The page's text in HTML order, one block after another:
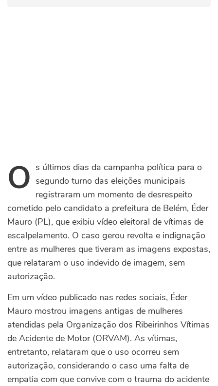
O s últimos dias da campanha política para o
segundo turno das eleições municipais
registraram um momento de desrespeito
cometido pelo candidato a prefeitura de Belém, Éder
Mauro (PL), que exibiu vídeo eleitoral de vítimas de
escalpelamento. O caso gerou revolta e indignação
entre as mulheres que tiveram as imagens expostas,
que relataram o uso indevido de imagem, sem
autorização.
Em um vídeo publicado nas redes sociais, Éder
Mauro mostrou imagens antigas de mulheres
atendidas pela Organização dos Ribeirinhos Vítimas
de Acidente de Motor (ORVAM). As vítimas,
entretanto, relataram que o uso ocorreu sem
autorização, considerando o caso uma falta de
empatia com que convive com o trauma do acidente